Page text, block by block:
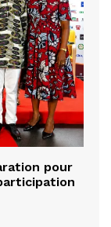
pour